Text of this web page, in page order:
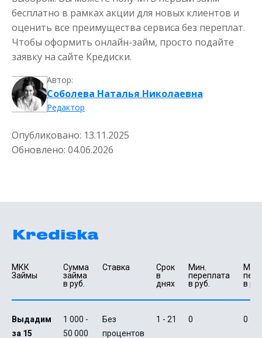
Сумма до50 000₽
Срок от 1до 21 дня
Получить
бесплатно в рамках акции для новых клиентов и
оценить все преимущества сервиса без переплат.
Чтобы оформить онлайн-займ, просто подайте
заявку на сайте Кредиски.
Автор:
Соболева Наталья Николаевна
Редактор
Опубликовано: 13.11.2025
Обновлено: 04.06.2026
МКК
Займы
Сумма
займа
в руб.
Ставка
Срок
в
днях
Мин.
переплата
в руб.
в
Выдадим
за 15
1 000 -
50 000
Без
процентов
1 - 21 0 0